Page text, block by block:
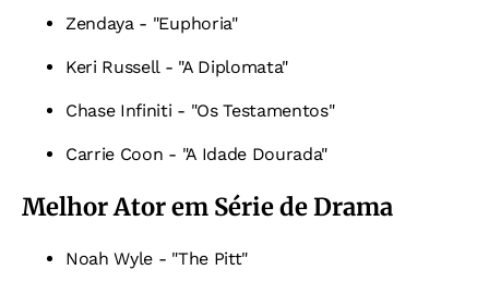
Zendaya - "Euphoria"
Keri Russell - "A Diplomata"
Chase Infiniti - "Os Testamentos"
Carrie Coon - "A Idade Dourada"
Melhor Ator em Série de Drama
Noah Wyle - "The Pitt"